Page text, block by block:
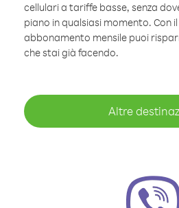
cellulari a tariffe basse, senza
piano in qualsiasi momento. Con
abbonamento mensile puoi
che stai già facendo.
Altre